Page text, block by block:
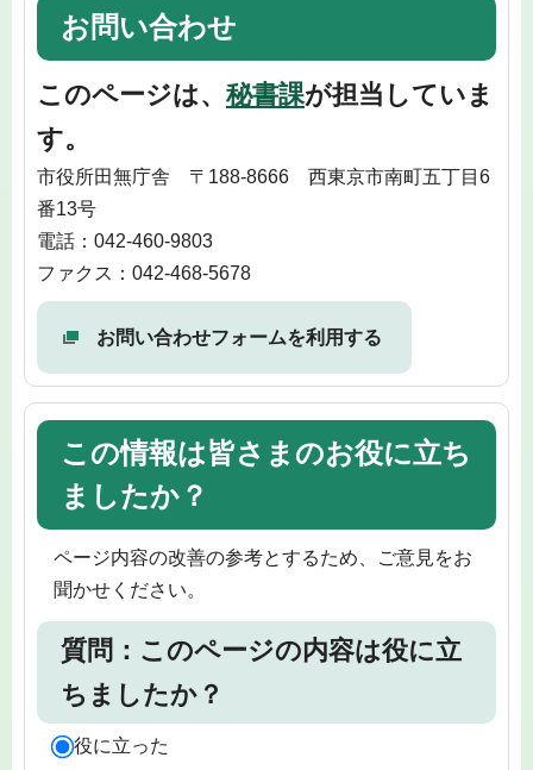
お問い合わせ
このページは、 秘書課が担当していま
す。
市役所田無庁舎 〒188-8666 西東京市南町五丁目6
番13号
電話：042-460-9803
ファクス：042-468-5678
お問い合わせフォームを利用する
この情報は皆さまのお役に立ち
ましたか？
ページ内容の改善の参考とするため、ご意見をお
聞かせください。
質問：このページの内容は役に立
ちましたか？
役に立った